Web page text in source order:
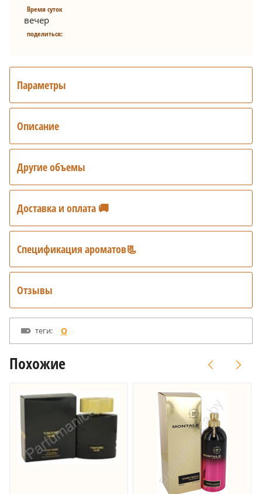
Время суток
вечер
поделиться:
Параметры
Описание
Другие объемы
Доставка и оплата 🚚
Спецификация ароматов📃
Отзывы
теги: O
Похожие